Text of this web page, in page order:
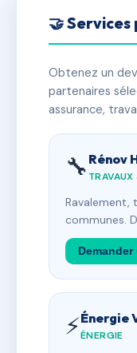
🤝
Obtenez un
partenaires
assurance,
🔧 Rénov
Ravalement,
communes.
⚡Énergie
ÉNERGIE